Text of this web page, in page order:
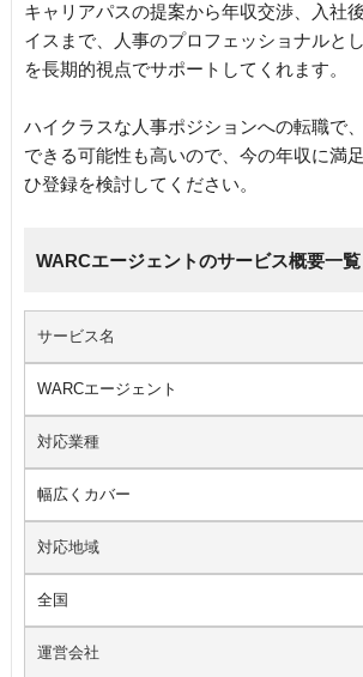
キャリアパスの提案から年収交渉、入社
イスまで、人事のプロフェッショナルと
を長期的視点でサポートしてくれます。
ハイクラスな人事ポジションへの転職で
できる可能性も高いので、今の年収に満
ひ登録を検討してください。
WARCエージェントのサービス概要一覧
サービス名
WARCエージェント
対応業種
幅広くカバー
対応地域
全国
運営会社